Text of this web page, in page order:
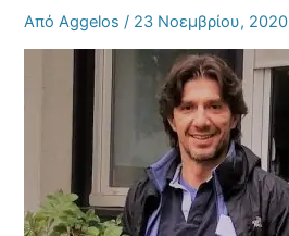
ΑπόAggelos/ 23 Νοεμβρίου, 2020